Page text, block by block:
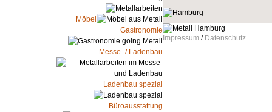
Möbel
Gastronomie
Messe- / Ladenbau
Ladenbau spezial
Büroausstattung
Impressum / Datenschutz